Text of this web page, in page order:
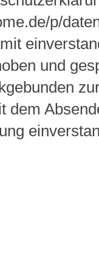
p/
und
dem